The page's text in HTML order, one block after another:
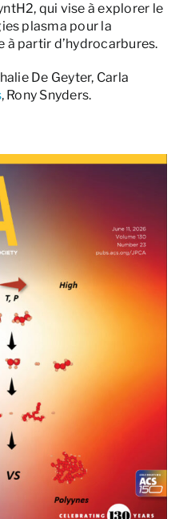
qui vise à explorer le
plasma pour la
à partir d’hydrocarbures.
De Geyter, Carla
, Rony Snyders.